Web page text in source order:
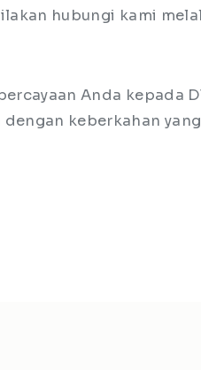
hubungi kami
Anda kepada
keberkahan